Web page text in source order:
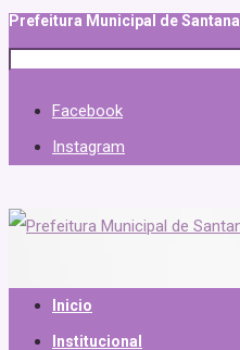
Prefeitura Municipal de Santana
Facebook
Instagram
Inicio
Institucional